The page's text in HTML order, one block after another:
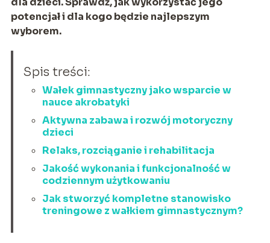
potencjał i dla kogo będzie najlepszym
wyborem.
Spis treści:
Wałek gimnastyczny jako wsparcie w
nauce akrobatyki
Aktywna zabawa i rozwój motoryczny
dzieci
Relaks, rozciąganie i rehabilitacja
Jakość wykonania i funkcjonalność w
codziennym użytkowaniu
Jak stworzyć kompletne stanowisko
treningowe z wałkiem gimnastycznym?